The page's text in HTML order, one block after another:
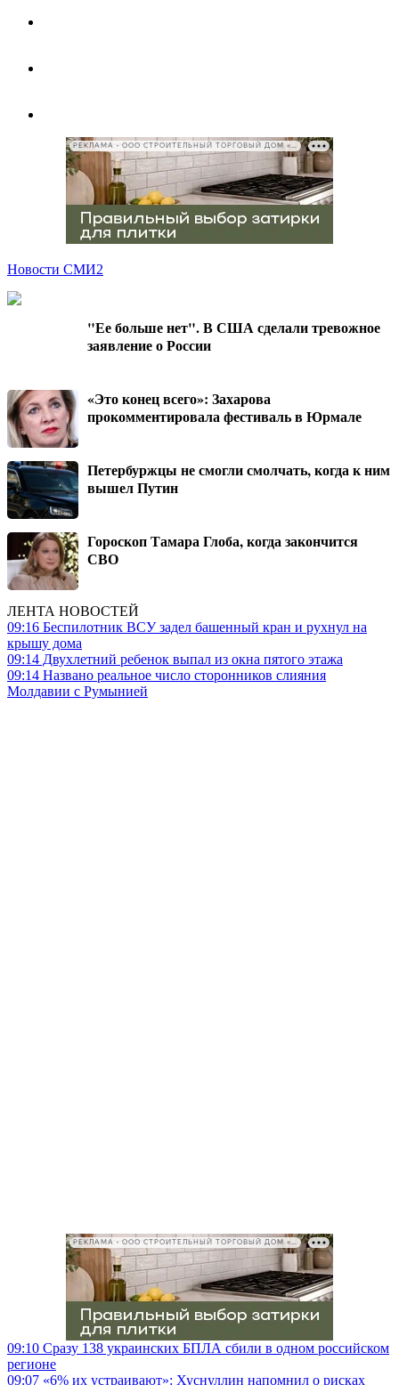
РЕКЛАМА • ООО СТРОИТЕЛЬНЫЙ ТОРГОВЫЙ ДОМ «ПЕТРОВИЧ», ИНН 7802348846
Новости СМИ2
"Ее больше нет". В США сделали тревожное
заявление о России
«Это конец всего»: Захарова
прокомментировала фестиваль в Юрмале
Петербуржцы не смогли смолчать, когда к ним
вышел Путин
Гороскоп Тамара Глоба, когда закончится
СВО
ЛЕНТА НОВОСТЕЙ
09:16 Беспилотник ВСУ задел башенный кран и рухнул на
крышу дома
09:14 Двухлетний ребенок выпал из окна пятого этажа
09:14 Названо реальное число сторонников слияния
Молдавии с Румынией
РЕКЛАМА • ООО СТРОИТЕЛЬНЫЙ ТОРГОВЫЙ ДОМ «ПЕТРОВИЧ», ИНН 7802348846
09:10 Сразу 138 украинских БПЛА сбили в одном российском
регионе
09:07 «6% их устраивают»: Хуснуллин напомнил о рисках